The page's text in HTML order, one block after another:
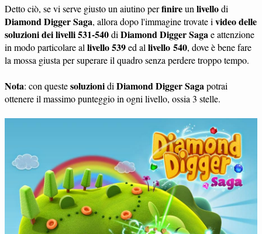
Detto ciò, se vi serve giusto un aiutino perfinireun livellodi
Diamond Digger Saga, allora dopo l'immagine trovate i video delle
soluzioni dei livelli 531-540di Diamond Digger Sagae attenzione
in modo particolare al livello 539ed al livello 540, dove è bene fare
la mossa giusta per superare il quadro senza perdere troppo tempo.
Nota: con questesoluzionidi Diamond Digger Sagapotrai
ottenere il massimo punteggio in ogni livello, ossia 3 stelle.